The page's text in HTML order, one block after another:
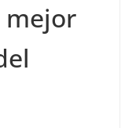
mejor